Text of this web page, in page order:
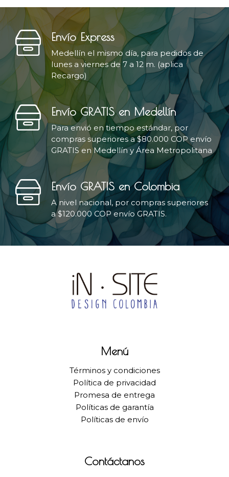
Envío Express
Medellín el mismo día, para pedidos de
lunes a viernes de 7 a 12 m. (aplica
Recargo)
Envío GRATIS en Medellín
Para envió en tiempo estándar, por
compras superiores a $80.000 COP envío
GRATIS en Medellín y Área Metropolitana
Envío GRATIS en Colombia
A nivel nacional, por compras superiores
a $120.000 COP envío GRATIS.
Menú
Términos y condiciones
Política de privacidad
Promesa de entrega
Políticas de garantía
Políticas de envío
Contáctanos